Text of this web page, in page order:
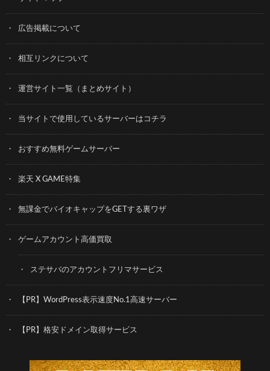
広告掲載について
相互リンクについて
運営サイト一覧（まとめサイト）
当サイトで使用しているサーバーはコチラ
おすすめ無料ゲームサーバー
楽天 X GAME特集
無課金でバイオキャップをGETする裏ワザ
ゲームアカウント高価買取
ステサバのアカウントフリマサービス
【PR】WordPress表示速度No.1高速サーバー
【PR】格安ドメイン取得サービス